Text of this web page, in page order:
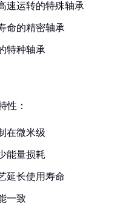
速运转的特殊轴承
命的精密轴承
特种轴承
性：
在微米级
能量损耗
延长使用寿命
一致